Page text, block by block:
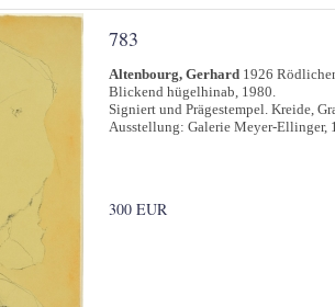
783
Altenbourg, Gerhard 1926
Blickend hügelhinab, 1980.
Signiert und Prägestempel. Kreide,
Ausstellung: Galerie Meyer-Ellinger,
300 EUR